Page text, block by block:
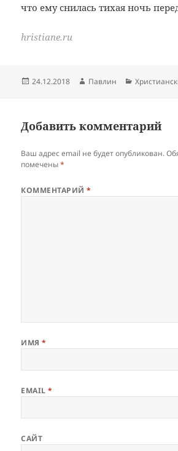
что ему снилась тихая ночь
hristiane.ru
Опубликовано
24.12.2018 Автор
Павлин Рубрики
Добавить комментарий
Ваш адрес email не будет опубликован.
помечены*
КОММЕНТАРИЙ*
ИМЯ*
EMAIL*
САЙТ